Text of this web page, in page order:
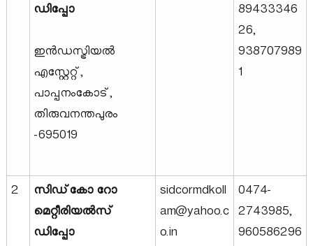
e
ഡിപ്പോ
ഇൻഡസ്ട്രിയൽ
എസ്റ്റേറ്റ്,
പാപ്പനംകോട്,
തിരുവനന്തപുരം
-695019
89433346
26,
938707989
1
2
സിഡ്‌കോ റോ
മെറ്റീരിയൽസ്
ഡിപ്പോ
sidcormdkoll
am@yahoo.c
o.in
0474-
2743985,
960586296